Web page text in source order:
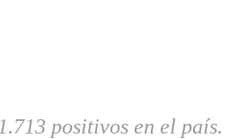
positivos en el país.